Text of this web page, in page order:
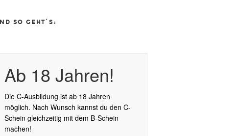
SO GEHT´S:
Ab 18 Jahren!
Die C-Ausbildung ist ab 18 Jahren
möglich. Nach Wunsch kannst du den C-
Schein gleichzeitig mit dem B-Schein
machen!